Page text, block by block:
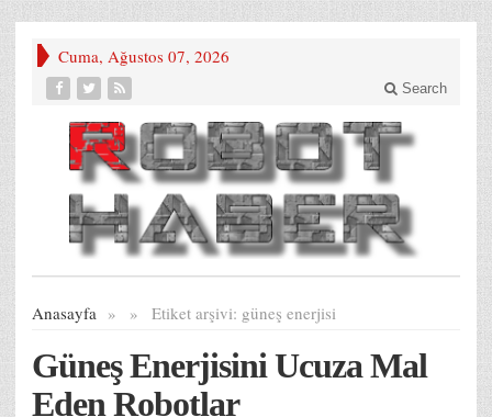
Cuma, Ağustos 07, 2026
Search
Anasayfa » Etiket arşivi:
» güneş enerjisi
Güneş Enerjisini Ucuza Mal
Eden Robotlar